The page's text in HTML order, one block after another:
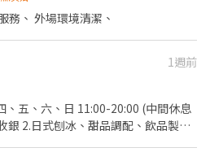
好的服務不是過
舒服的陪伴。 ⸻ 【我們期
事細心 * 主動學習、具責任感 * 具
學習茶葉、咖啡或酒類知識 * 具基
務、 外場環境清潔、
1週前
20:00 (中間休息